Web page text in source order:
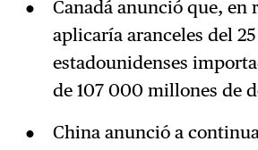
Canadá anunció que, en
aplicaría aranceles del 25
estadounidenses
de 107 000 millones de
China anunció a